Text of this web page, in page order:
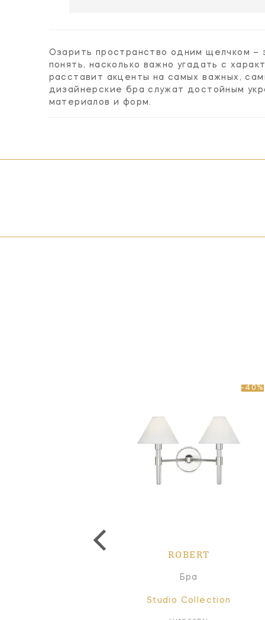
Озарить пространство одним щелчком –
понять, насколько важно угадать с
расставит акценты на самых важных,
дизайнерские бра служат достойным
материалов и форм.
-40%
ROBERT
Бра
Studio Collection